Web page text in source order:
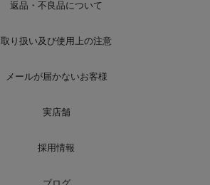
返品・不良品について
取り扱い及び使用上の注意
メールが届かないお客様
実店舗
採用情報